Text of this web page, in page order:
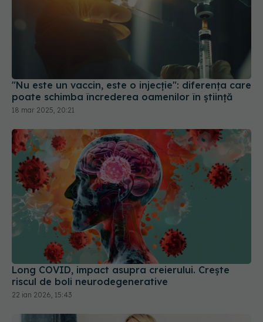
"Nu este un vaccin, este o injecție": diferența care
poate schimba încrederea oamenilor în știință
18 mar 2025, 20:21
Long COVID, impact asupra creierului. Crește
riscul de boli neurodegenerative
22 ian 2026, 15:43